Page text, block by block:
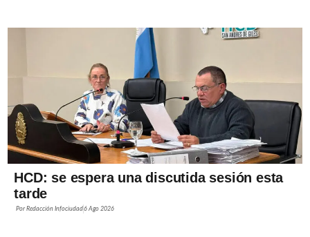
HCD: se espera una discutida sesión esta
tarde
PorRedacción Infociudad6 Ago 2026